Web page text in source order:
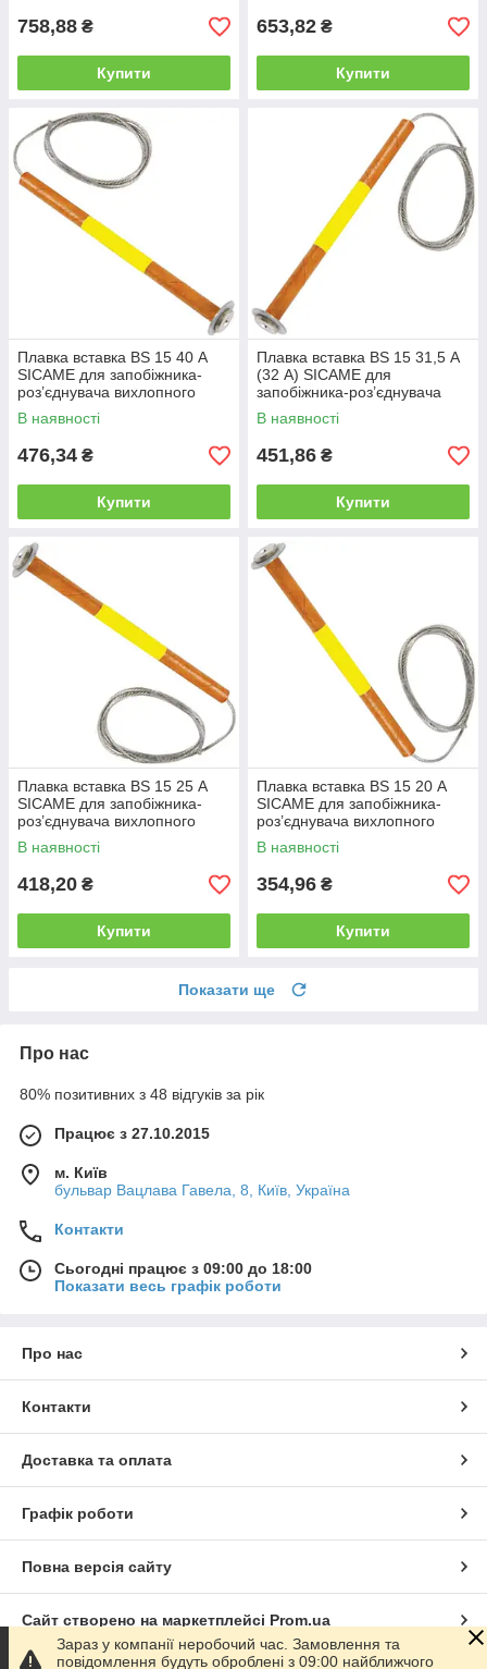
758,88 ₴
Купити
653,82 ₴
Купити
Плавка вставка BS 15 40 А
SICAME для запобіжника-
роз’єднувача вихлопного
типу, нитка запобіжника
В наявності
476,34 ₴
Купити
Плавка вставка BS 15 31,5 А
(32 А) SICAME для
запобіжника-роз’єднувача
вихлопного типу, нитка
запобіжника
В наявності
451,86 ₴
Купити
Плавка вставка BS 15 25 А
SICAME для запобіжника-
роз’єднувача вихлопного
типу, нитка запобіжника
В наявності
418,20 ₴
Купити
Плавка вставка BS 15 20 А
SICAME для запобіжника-
роз’єднувача вихлопного
типу, нитка запобіжника
В наявності
354,96 ₴
Купити
Показати ще
Про нас
80% позитивних з 48 відгуків за рік
Працює з 27.10.2015
м. Київ
бульвар Вацлава Гавела, 8, Київ, Україна
Контакти
Сьогодні працює з 09:00 до 18:00
Показати весь графік роботи
Про нас
Контакти
Доставка та оплата
Графік роботи
Повна версія сайту
Сайт створено на маркетплейсі Prom.ua
Зараз у компанії неробочий час. Замовлення та
повідомлення будуть оброблені з 09:00 найближчого